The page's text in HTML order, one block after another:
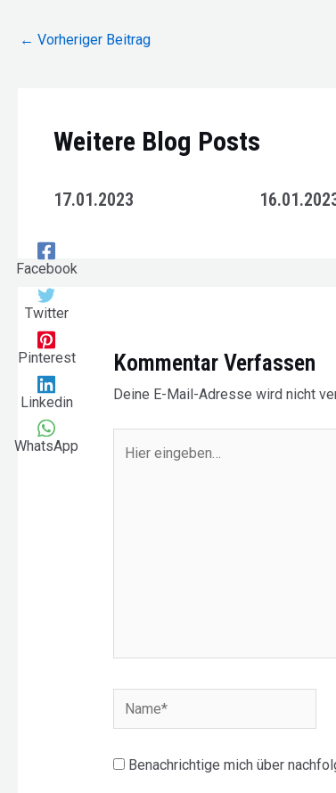
Facebook
Twitter
Pinterest
Linkedin
WhatsApp
Beitragsnavigation
← Vorheriger Beitrag
Weitere Blog Posts
17.01.2023
Kommentar Verfassen
Deine E-Mail-Adresse wird nicht
Name*
Benachrichtige mich über